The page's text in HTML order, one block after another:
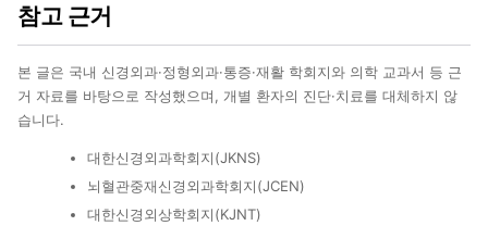
참고 근거
본 글은 국내 신경외과·정형외과·통증·재활 학회지와 의학 교과서 등 근
거 자료를 바탕으로 작성했으며, 개별 환자의 진단·치료를 대체하지 않
습니다.
대한신경외과학회지(JKNS)
뇌혈관중재신경외과학회지(JCEN)
대한신경외상학회지(KJNT)